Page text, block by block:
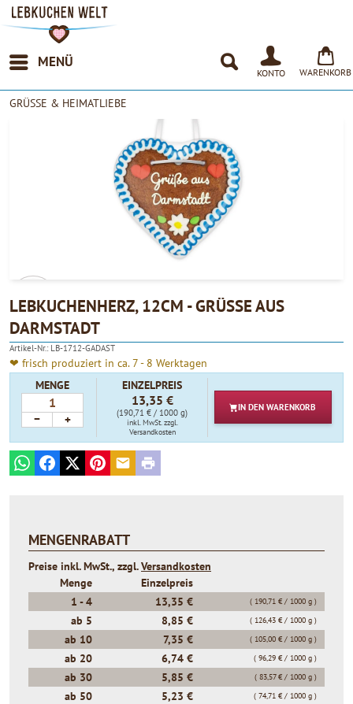
MENÜ
KONTO WARENKORB
GRÜSSE & HEIMATLIEBE
4.90
LEBKUCHENHERZ, 12CM - GRÜSSE AUS D
ARMSTADT
Artikel-Nr.: LB-1712-GADAST
❤ frisch produziert in ca. 7 - 8 Werktagen
MENGE
− +
EINZELPREIS
13,35 €
(190,71 € / 1000 g)
inkl. MwSt.zzgl.
Versandkosten
IN DEN WARENKORB
WhatsAppFacebook
X PinterestE-mailPrint
MENGENRABATT
Preise inkl. MwSt., zzgl.Versandkosten
Menge
Einzelpreis
1 -4 13,35 € ( 190,71 € / 1000 g )
ab 5 8,85 € ( 126,43 € / 1000 g )
ab 10 7,35 € ( 105,00 € / 1000 g )
ab 20 6,74 € ( 96,29 € / 1000 g )
ab 30 5,85 € ( 83,57 € / 1000 g )
ab 50 5,23 € ( 74,71 € / 1000 g )